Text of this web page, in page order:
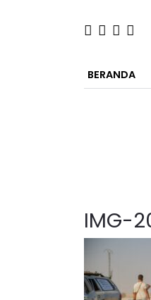
BERANDA
IMG-